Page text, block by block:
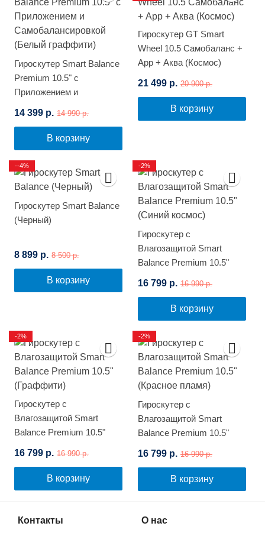
Гироскутер Smart Balance
Premium 10.5" с
Приложением и
(Белый граффити)
14 399 р. 14 990 р.
В корзину
Гироскутер GT Smart
Wheel 10.5 Самобаланс +
App + Аква (Космос)
21 499 р. 20 900 р.
В корзину
Гироскутер Smart Balance
(Черный)
8 899 р. 8 500 р.
В корзину
--4%
Гироскутер с
Влагозащитой Smart
Balance Premium 10.5"
16 799 р. 16 990 р.
В корзину
-2%
Гироскутер с
Влагозащитой Smart
Balance Premium 10.5"
16 799 р. 16 990 р.
В корзину
-2%
Гироскутер с
Влагозащитой Smart
Balance Premium 10.5"
16 799 р. 16 990 р.
В корзину
-2%
Контакты О нас